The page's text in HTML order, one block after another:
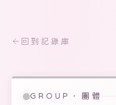
回到記錄庫
GROUP · 團體